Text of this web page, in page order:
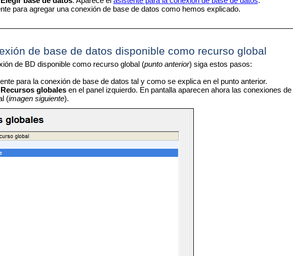
para agregar una conexión de base de datos como hemos explicado.
de base de datos disponible como recurso global
de BD disponible como recurso global (punto anterior) siga estos pasos:
para la conexión de base de datos tal y como se explica en el punto anterior.
Recursos globalesen el panel izquierdo. En pantalla aparecen ahora las conexiones
(imagen siguiente).